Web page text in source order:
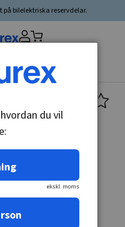
på bilelektriska reservdelar.
du vil
ekskl. moms